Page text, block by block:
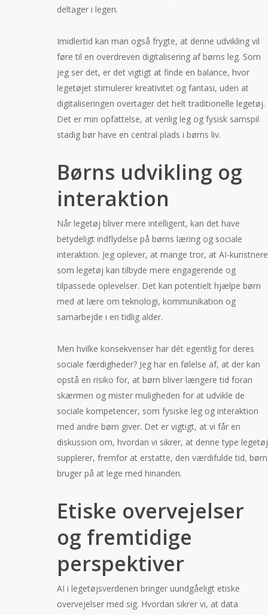
deltager i legen.
Imidlertid kan man også frygte, at denne udvikling vil
føre til en overdreven digitalisering af børns leg. Som
jeg ser det, er det vigtigt at finde en balance, hvor
legetøjet stimulerer kreativitet og fantasi, uden at
digitaliseringen overtager det helt traditionelle legetøj.
Det er min opfattelse, at venlig leg og fysisk samspil
stadig bør have en central plads i børns liv.
Børns udvikling og
interaktion
Når legetøj bliver mere intelligent, kan det have
betydeligt indflydelse på børns læring og sociale
interaktion. Jeg oplever, at mange tror, at AI-kunstnere
som legetøj kan tilbyde mere engagerende og
tilpassede oplevelser. Det kan potentielt hjælpe børn
med at lære om teknologi, kommunikation og
samarbejde i en tidlig alder.
Men hvilke konsekvenser har dét egentlig for deres
sociale færdigheder? Jeg har en følelse af, at der kan
opstå en risiko for, at børn bliver længere tid foran
skærmen og mister muligheden for at udvikle de
sociale kompetencer, som fysiske leg og interaktion
med andre børn giver. Det er vigtigt, at vi får en
diskussion om, hvordan vi sikrer, at denne type legetøj
supplerer, fremfor at erstatte, den værdifulde tid, børn
bruger på at lege med hinanden.
Etiske overvejelser
og fremtidige
perspektiver
AI i legetøjsverdenen bringer uundgåeligt etiske
overvejelser med sig. Hvordan sikrer vi, at data